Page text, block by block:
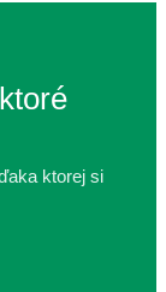
ktorej si